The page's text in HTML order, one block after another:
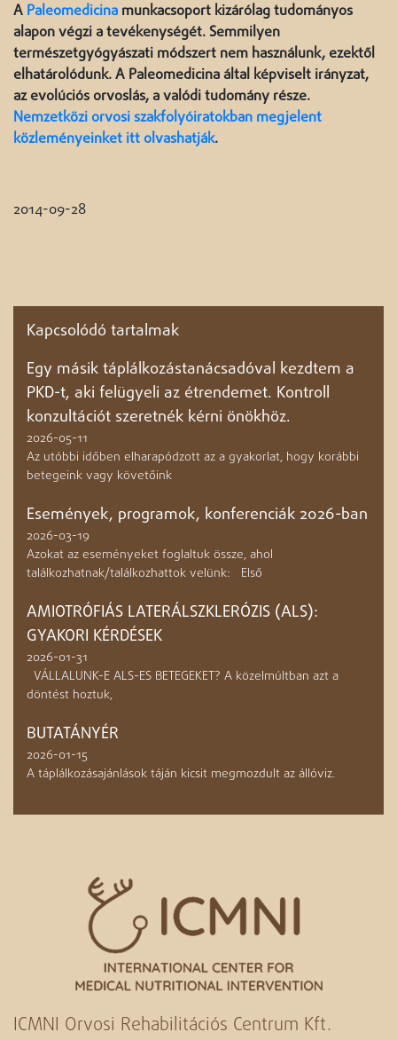
A Paleomedicina munkacsoport kizárólag tudományos
alapon végzi a tevékenységét. Semmilyen
természetgyógyászati módszert nem használunk, ezektől
elhatárolódunk. A Paleomedicina által képviselt irányzat,
az evolúciós orvoslás, a valódi tudomány része.
Nemzetközi orvosi szakfolyóiratokban megjelent
közleményeinket itt olvashatják.
2014-09-28
Kapcsolódó tartalmak
Egy másik táplálkozástanácsadóval kezdtem a
PKD-t, aki felügyeli az étrendemet. Kontroll
konzultációt szeretnék kérni önökhöz.
2026-05-11
Az utóbbi időben elharapódzott az a gyakorlat, hogy korábbi
betegeink vagy követőink
Események, programok, konferenciák 2026-ban
2026-03-19
Azokat az eseményeket foglaltuk össze, ahol
találkozhatnak/találkozhattok velünk: Első
AMIOTRÓFIÁS LATERÁLSZKLERÓZIS (ALS):
GYAKORI KÉRDÉSEK
2026-01-31
VÁLLALUNK-E ALS-ES BETEGEKET? A közelmúltban azt a
döntést hoztuk,
BUTATÁNYÉR
2026-01-15
A táplálkozásajánlások táján kicsit megmozdult az állóviz.
ICMNI Orvosi Rehabilitációs Centrum Kft.